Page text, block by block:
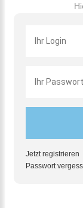
Jetzt registrieren
Passwort